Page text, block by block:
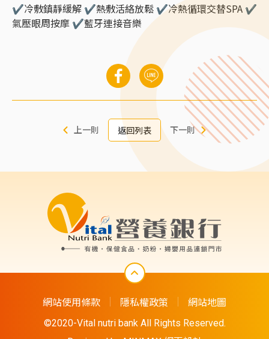
✔冷敷鎮靜緩解 ✔熱敷活絡放鬆 ✔冷熱循環交替SPA ✔
氣壓眼周按摩 ✔藍牙連接音樂
上一則 返回列表 下一則
網站使用條款 隱私權政策 網站地圖
©2020-Vital nutri bank All Rights Reserved.